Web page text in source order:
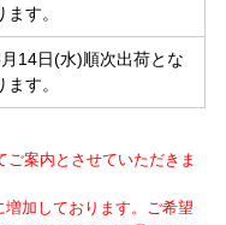
ます。
14日(水)順次出荷とな
ます。
案内とさせていただきま
加しております。ご希望